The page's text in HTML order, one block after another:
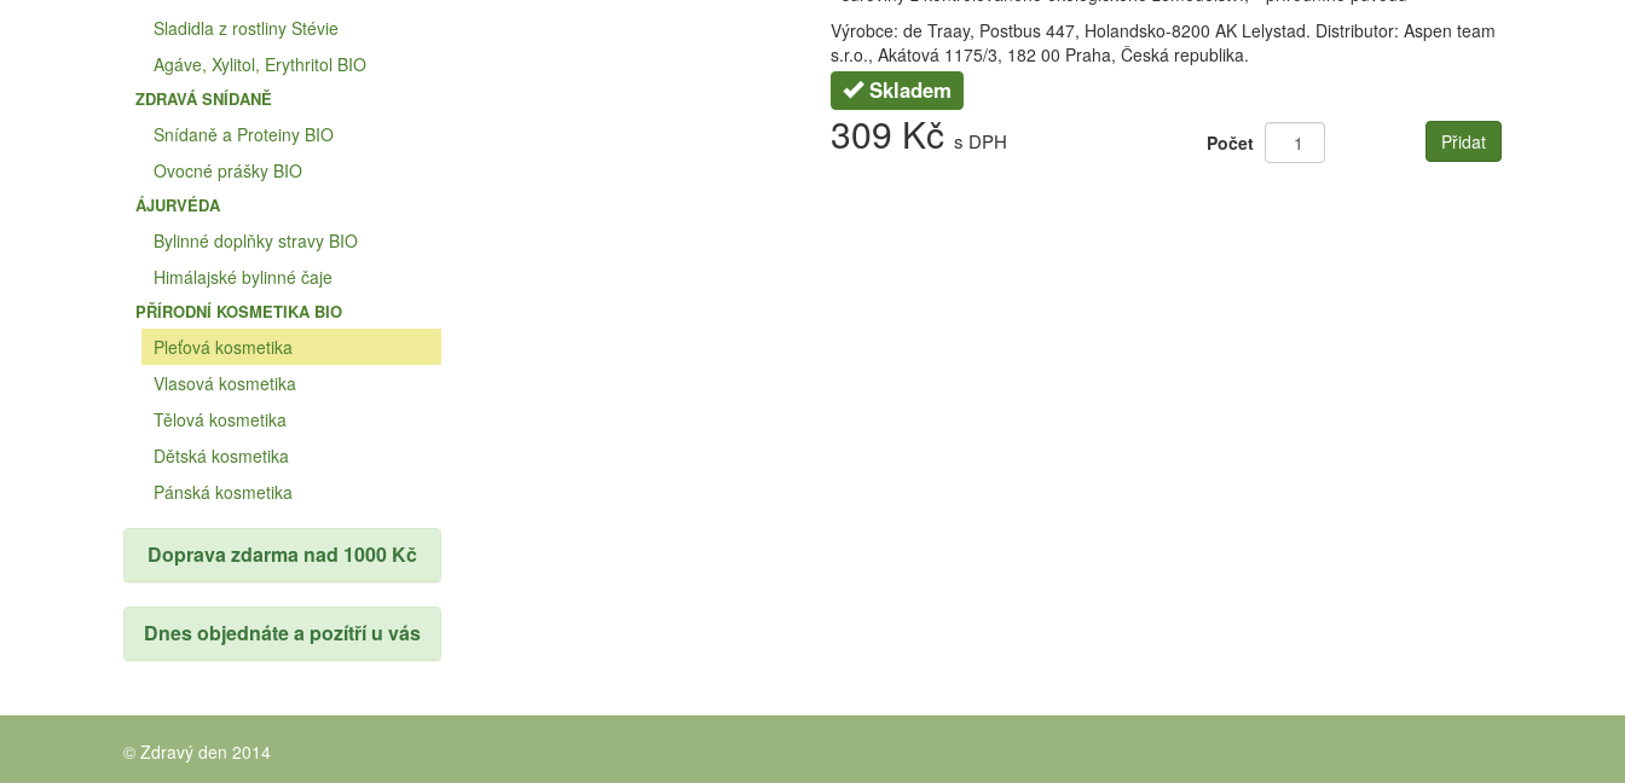
Sladidla z rostliny Stévie
Agáve, Xylitol, Erythritol BIO
ZDRAVÁ SNÍDANĚ
Snídaně a Proteiny BIO
Ovocné prášky BIO
ÁJURVÉDA
Bylinné doplňky stravy BIO
Himálajské bylinné čaje
PŘÍRODNÍ KOSMETIKA BIO
Pleťová kosmetika
Vlasová kosmetika
Tělová kosmetika
Dětská kosmetika
Pánská kosmetika
Doprava zdarma nad 1000 Kč
Dnes objednáte a pozítří u vás
Výrobce: de Traay, Postbus 447, Holandsko-8200 AK Lelystad. Distributor: Aspen team
s.r.o., Akátová 1175/3, 182 00 Praha, Česká republika.
Skladem
309 Kč s DPH Počet Přidat
© Zdravý den 2014